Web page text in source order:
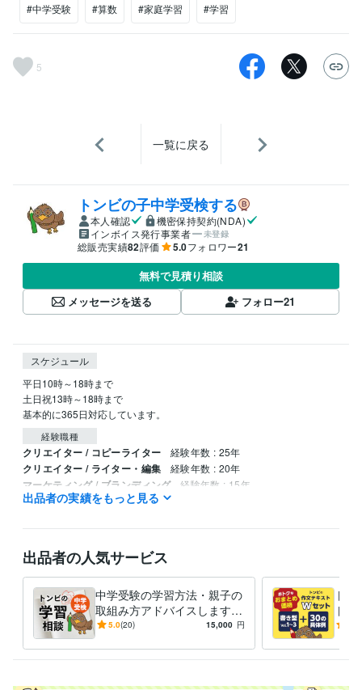
#中学受験 #算数 #家庭学習 #学習
5
一覧に戻る
トンビの子中学受検する
本人確認
機密保持契約(NDA)
インボイス発行事業者
未登録
総販売実績82評価 5.0フォロワー21
無料で見積り相談
メッセージを送る
フォロー21
スケジュール
平日10時～18時まで
土日祝13時～18時まで
基本的に365日対応しています。
経験職種
クリエイター / コピーライター 経験年数 : 25年
クリエイター / ライター・編集 経験年数 : 20年
マーケティング / ブランディング 経験年数 : 15年
コンサルタント / 業務プロセスコンサルタント
10年
受賞歴
ココナラ　ゴールドランクに昇格
資格・検定
色彩検定2級 取得年 : 2004年
ビジネス・クリエイティブツール
出品者の実績をもっと見る
出品者の人気サービス
中学受験の学習方法・親子の
取組み方アドバイスします
塾なしで中学受験合格したト
5.0(20) 15,000 円
ト
ト
＋1